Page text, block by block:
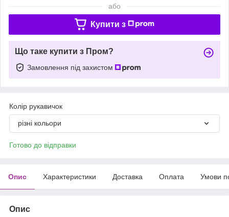
або
Купити з
Що таке купити з Пром?
Замовлення під захистом
Колір рукавичок
різні кольори
Готово до відправки
Опис Характеристики Доставка Оплата Умови
Опис